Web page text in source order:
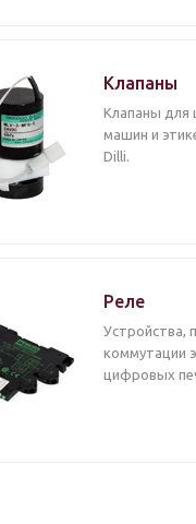
Клапаны
Клапаны для
машин и
Dilli.
Реле
Устройства,
коммутации
цифровых